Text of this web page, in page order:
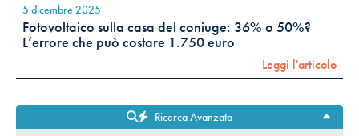
5 dicembre 2025
Fotovoltaico sulla casa del coniuge: 36% o 50%?
L’errore che può costare 1.750 euro
Leggi l'articolo
Ricerca Avanzata